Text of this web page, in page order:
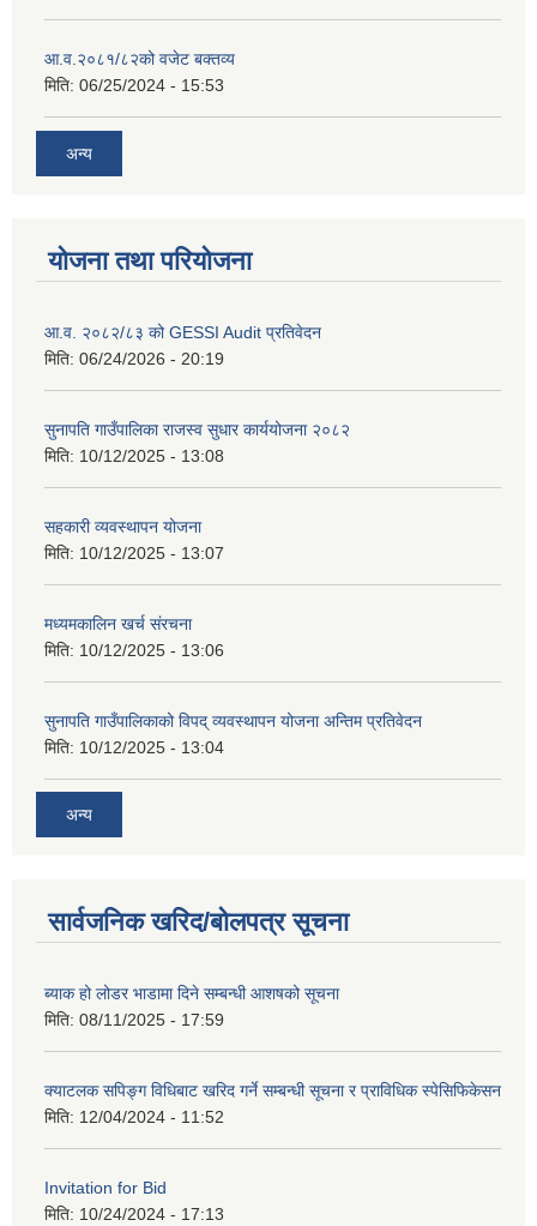
आ.व.२०८१/८२को वजेट बक्तव्य
मिति: 06/25/2024 - 15:53
अन्य
योजना तथा परियोजना
आ.व. २०८२/८३ को GESSI Audit प्रतिवेदन
मिति: 06/24/2026 - 20:19
सुनापति गाउँपालिका राजस्व सुधार कार्ययोजना २०८२
मिति: 10/12/2025 - 13:08
सहकारी व्यवस्थापन योजना
मिति: 10/12/2025 - 13:07
मध्यमकालिन खर्च संरचना
मिति: 10/12/2025 - 13:06
सुनापति गाउँपालिकाको विपद् व्यवस्थापन योजना अन्तिम प्रतिवेदन
मिति: 10/12/2025 - 13:04
अन्य
सार्वजनिक खरिद/बोलपत्र सूचना
ब्याक हो लोडर भाडामा दिने सम्बन्धी आशषको सूचना
मिति: 08/11/2025 - 17:59
क्याटलक सपिङ्ग विधिबाट खरिद गर्ने सम्बन्धी सूचना र प्राविधिक स्पेसिफिकेसन
मिति: 12/04/2024 - 11:52
Invitation for Bid
मिति: 10/24/2024 - 17:13